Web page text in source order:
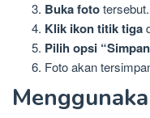
Buka fototersebut.
Klik ikon titik tiga
Pilih opsi
Foto akan